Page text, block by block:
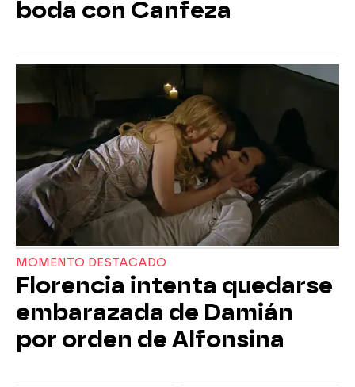
boda con Canfeza
MOMENTO DESTACADO
Florencia intenta quedarse
embarazada de Damián
por orden de Alfonsina